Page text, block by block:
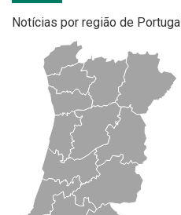
Notícias por região de Portugal